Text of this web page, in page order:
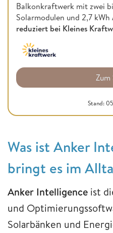
Balkonkraftwerk mit zwei
Solarmodulen und 2,7 kWh
reduziert bei Kleines
Zum
Stand:
Was ist Anker
bringt es im
Anker Intelligence ist
und
Solarbänken und